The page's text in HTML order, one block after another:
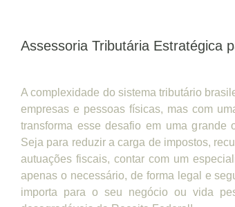
Assessoria Tributária Estratégica
A complexidade do sistema tributário
empresas e pessoas físicas, mas com
transforma esse desafio em uma grande
Seja para reduzir a carga de impostos,
autuações fiscais, contar com um
apenas o necessário, de forma legal e
importa para o seu negócio ou vida